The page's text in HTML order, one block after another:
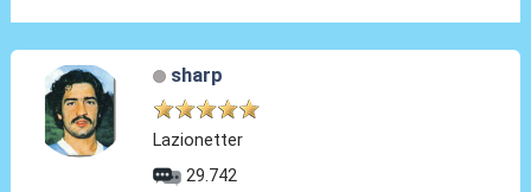
sharp
Lazionetter
29.742